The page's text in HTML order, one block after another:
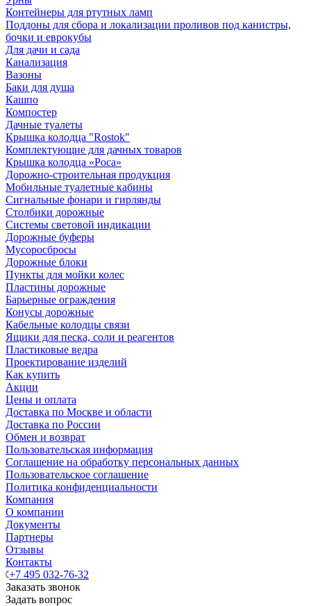
Контейнеры для ртутных ламп
Поддоны для сбора и локализации проливов под канистры,
бочки и еврокубы
Для дачи и сада
Канализация
Вазоны
Баки для душа
Кашпо
Компостер
Дачные туалеты
Крышка колодца "Rostok"
Комплектующие для дачных товаров
Крышка колодца «Роса»
Дорожно-строительная продукция
Мобильные туалетные кабины
Сигнальные фонари и гирлянды
Столбики дорожные
Системы световой индикации
Дорожные буферы
Мусоросбросы
Дорожные блоки
Пункты для мойки колес
Пластины дорожные
Барьерные ограждения
Конусы дорожные
Кабельные колодцы связи
Ящики для песка, соли и реагентов
Пластиковые ведра
Проектирование изделий
Как купить
Акции
Цены и оплата
Доставка по Москве и области
Доставка по России
Обмен и возврат
Пользовательская информация
Соглашение на обработку персональных данных
Пользовательское соглашение
Политика конфиденциальности
Компания
О компании
Документы
Партнеры
Отзывы
Контакты
+7 495 032-76-32
Заказать звонок
Задать вопрос